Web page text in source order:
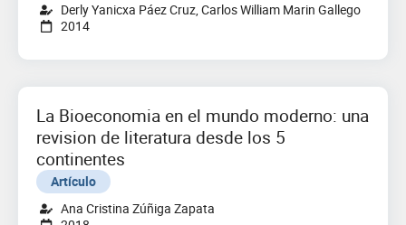
Derly Yanicxa Páez Cruz, Carlos William Marin Gallego
2014
La Bioeconomia en el mundo moderno: una
revision de literatura desde los 5
continentes
Artículo
Ana Cristina Zúñiga Zapata